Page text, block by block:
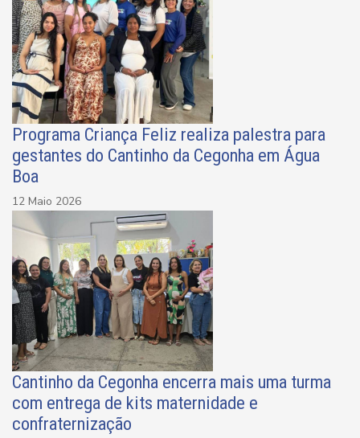
Programa Criança Feliz realiza palestra para
gestantes do Cantinho da Cegonha em Água
Boa
12 Maio 2026
Cantinho da Cegonha encerra mais uma turma
com entrega de kits maternidade e
confraternização